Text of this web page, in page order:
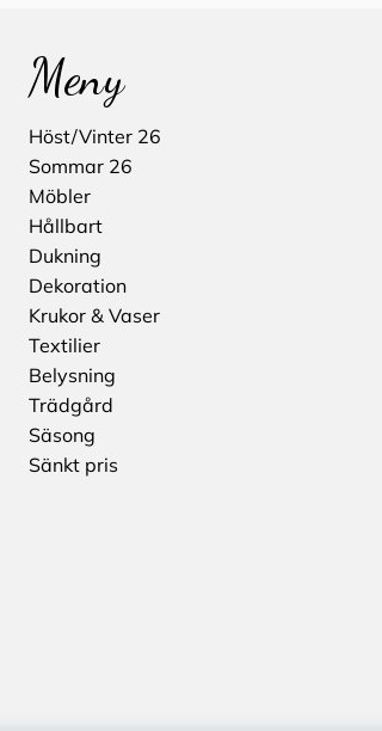
Meny
Höst/Vinter 26
Sommar 26
Möbler
Hållbart
Dukning
Dekoration
Krukor & Vaser
Textilier
Belysning
Trädgård
Säsong
Sänkt pris